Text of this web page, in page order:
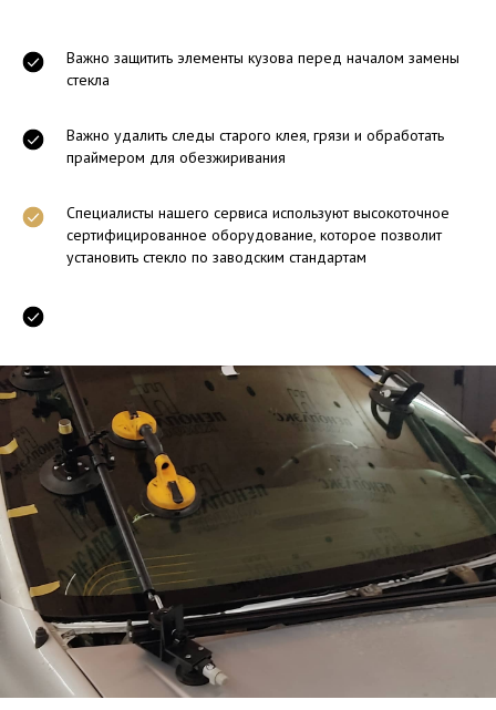
Важно защитить элементы кузова перед началом замены
стекла
Важно удалить следы старого клея, грязи и обработать
праймером для обезжиривания
Специалисты нашего сервиса используют высокоточное
сертифицированное оборудование, которое позволит
установить стекло по заводским стандартам